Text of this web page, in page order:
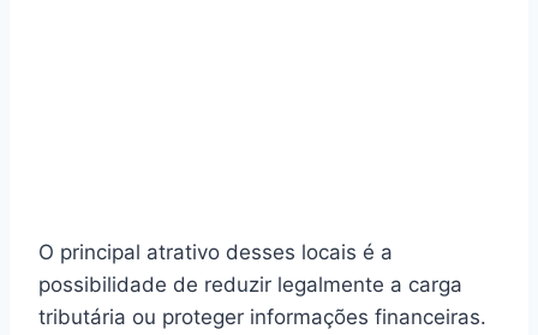
O principal atrativo desses locais é a
possibilidade de reduzir legalmente a carga
tributária ou proteger informações financeiras.